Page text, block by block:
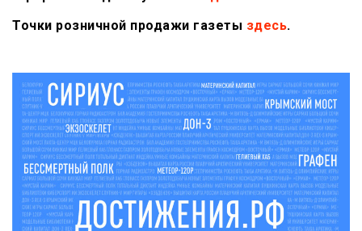
Точки розничной продажи газеты здесь.